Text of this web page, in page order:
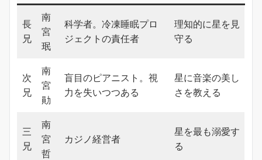
長
兄
南
宮
珉
科学者。冷凍睡眠プロ
ジェクトの責任者
理知的に星を見
守る
次
兄
南
宮
勛
盲目のピアニスト。視
力を失いつつある
星に音楽の美し
さを教える
三
兄
南
宮
哲
カジノ経営者
星を最も溺愛す
る